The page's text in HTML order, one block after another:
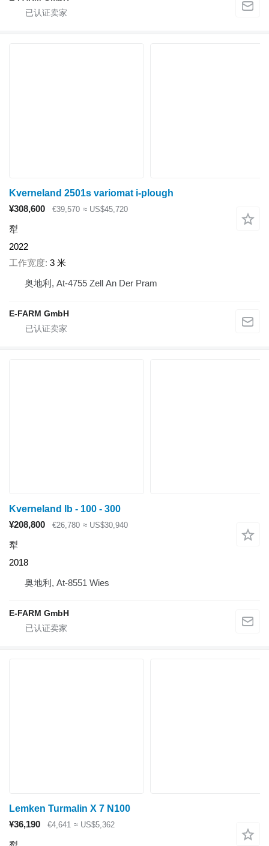
Kverneland 2501s variomat i-plough
¥308,600
€39,570 ≈ US$45,720
犁
2022
工作宽度 3 米
奥地利, At-4755 Zell An Der Pram
E-FARM GmbH
Kverneland lb - 100 - 300
¥208,800
€26,780 ≈ US$30,940
犁
2018
奥地利, At-8551 Wies
E-FARM GmbH
Lemken Turmalin X 7 N100
¥36,190
€4,641 ≈ US$5,362